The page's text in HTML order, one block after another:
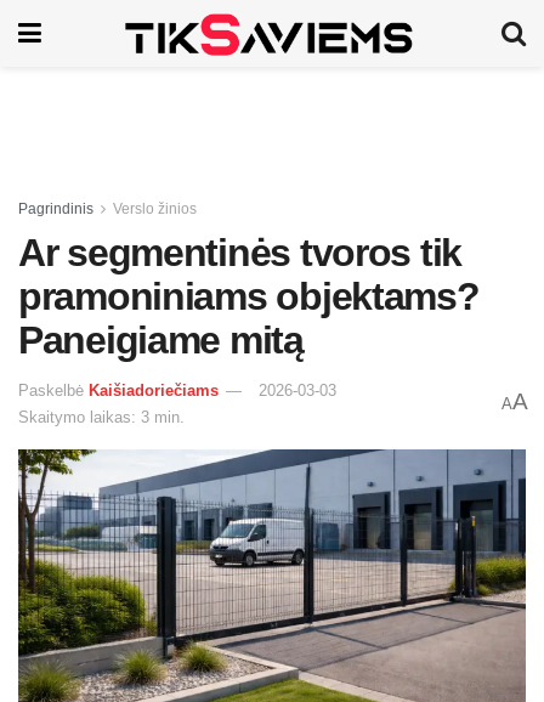
Pagrindinis Verslo žinios
Ar segmentinės tvoros tik
pramoniniams objektams?
Paneigiame mitą
Paskelbė Kaišiadoriečiams
2026-03-03
Skaitymo laikas: 3 min.
AA